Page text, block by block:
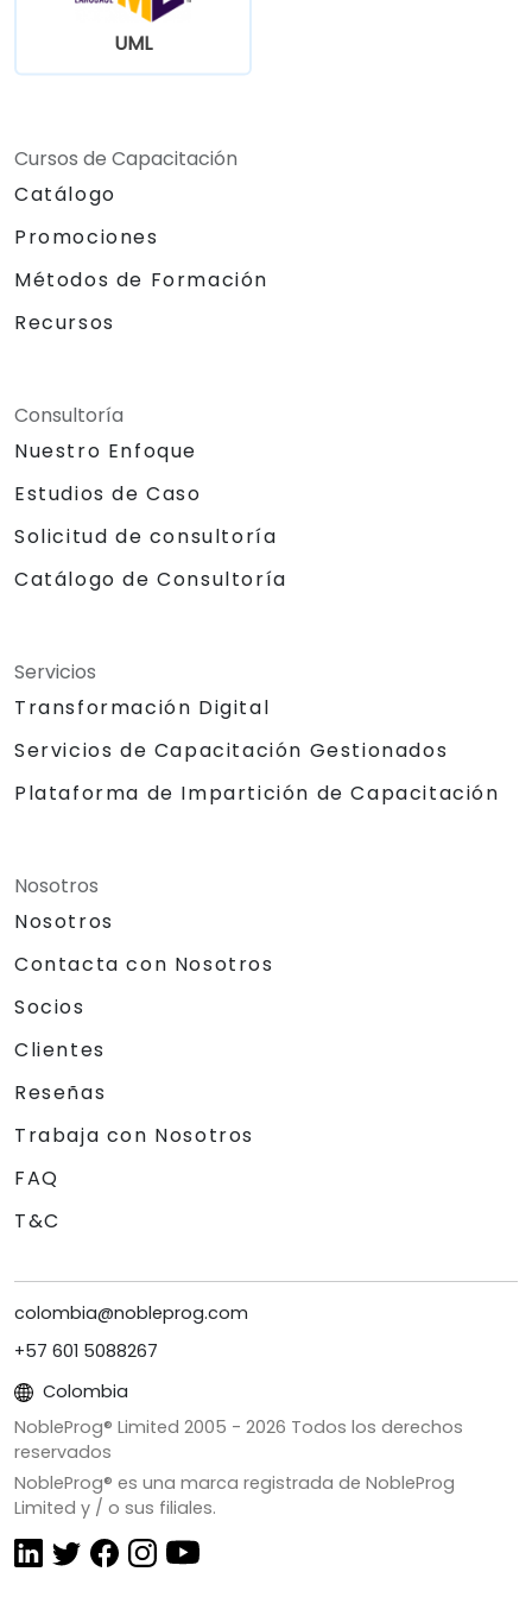
UML
Cursos de Capacitación
Catálogo
Promociones
Métodos de Formación
Recursos
Consultoría
Nuestro Enfoque
Estudios de Caso
Solicitud de consultoría
Catálogo de Consultoría
Servicios
Transformación Digital
Servicios de Capacitación Gestionados
Plataforma de Impartición de Capacitación
Nosotros
Nosotros
Contacta con Nosotros
Socios
Clientes
Reseñas
Trabaja con Nosotros
FAQ
T&C
colombia@nobleprog.com
+57 601 5088267
Colombia
NobleProg® Limited 2005 - 2026 Todos los derechos
reservados
NobleProg® es una marca registrada de NobleProg
Limited y / o sus filiales.